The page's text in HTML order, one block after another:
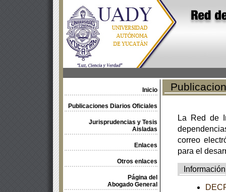
Inicio
Publicaciones Diarios Oficiales
Jurisprudencias y Tesis
Aisladas
Enlaces
Otros enlaces
Página del
Abogado General
La Red de
correo
para el
Información